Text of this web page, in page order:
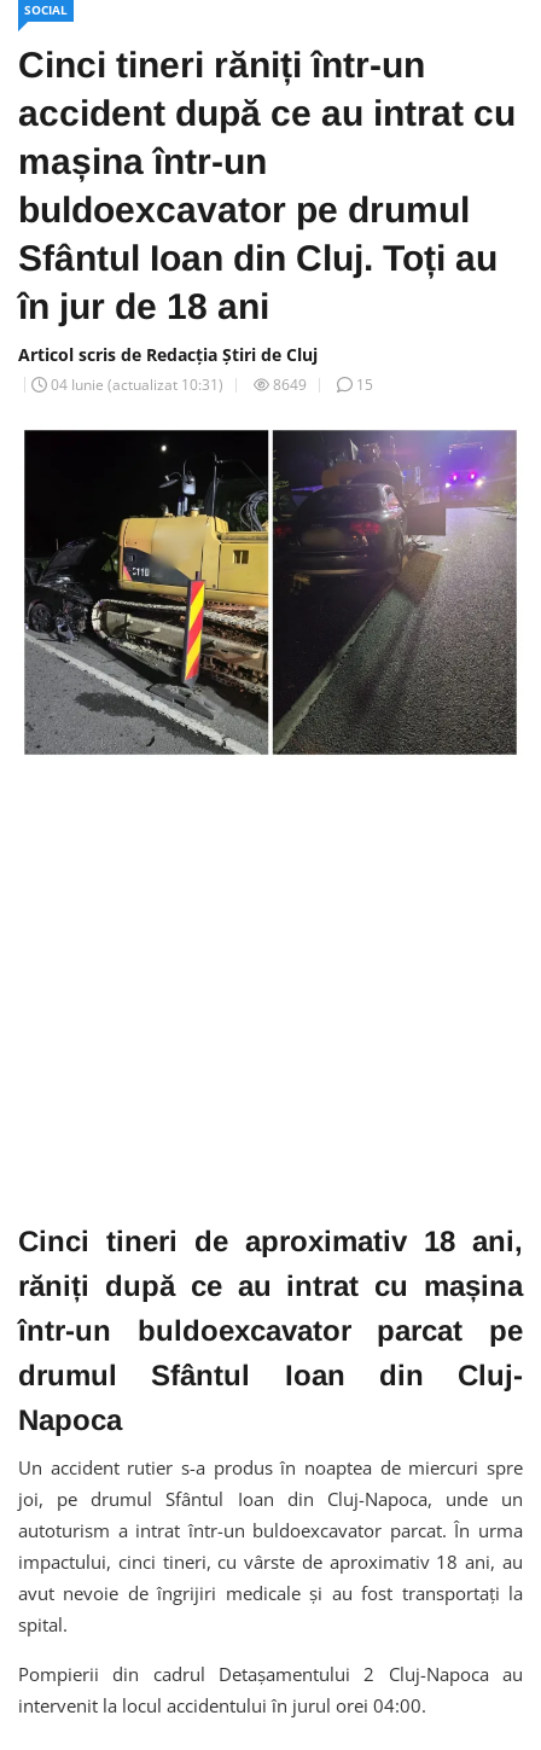
SOCIAL
Cinci tineri răniți într-un
accident după ce au intrat cu
mașina într-un
buldoexcavator pe drumul
Sfântul Ioan din Cluj. Toți au
în jur de 18 ani
Articol scris de Redacția Știri de Cluj
04 Iunie (actualizat 10:31) 8649 15
Cinci tineri de aproximativ 18 ani,
răniți după ce au intrat cu mașina
într-un buldoexcavator parcat pe
drumul Sfântul Ioan din Cluj-
Napoca
Un accident rutier s-a produs în noaptea de miercuri spre
joi, pe drumul Sfântul Ioan din Cluj-Napoca, unde un
autoturism a intrat într-un buldoexcavator parcat. În urma
impactului, cinci tineri, cu vârste de aproximativ 18 ani, au
avut nevoie de îngrijiri medicale și au fost transportați la
spital.
Pompierii din cadrul Detașamentului 2 Cluj-Napoca au
intervenit la locul accidentului în jurul orei 04:00.